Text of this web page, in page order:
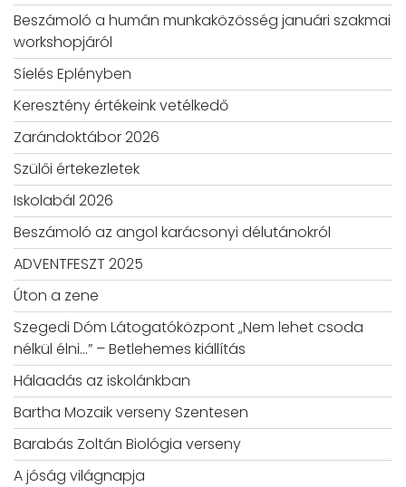
Beszámoló a humán munkaközösség januári szakmai
workshopjáról
Síelés Eplényben
Keresztény értékeink vetélkedő
Zarándoktábor 2026
Szülői értekezletek
Iskolabál 2026
Beszámoló az angol karácsonyi délutánokról
ADVENTFESZT 2025
Úton a zene
Szegedi Dóm Látogatóközpont „Nem lehet csoda
nélkül élni…” – Betlehemes kiállítás
Hálaadás az iskolánkban
Bartha Mozaik verseny Szentesen
Barabás Zoltán Biológia verseny
A jóság világnapja